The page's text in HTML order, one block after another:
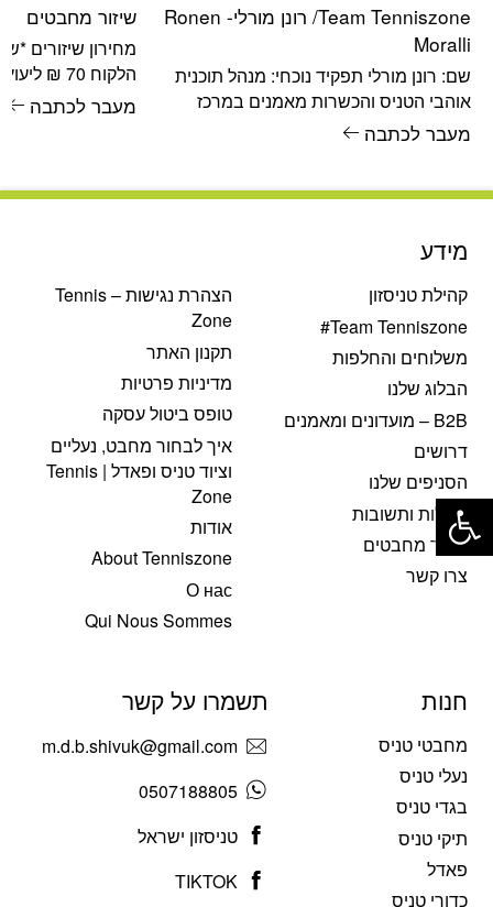
Team Tenniszone/ רונן מורלי- Ronen
Moralli
שם: רונן מורלי תפקיד נוכחי: מנהל תוכנית
אוהבי הטניס והכשרות מאמנים במרכז
מעבר לכתבה
שיזור מחבטים
מחירון שיזורים
הלקוח 70
מעבר לכתבה
מידע
קהילת טניסזון
Team Tenniszone#
משלוחים והחלפות
הבלוג שלנו
B2B – מועדונים ומאמנים
דרושים
הסניפים שלנו
שאלות ותשובות
שיזור מחבטים
צרו קשר
הצהרת נגישות – Tennis
Zone
תקנון האתר
מדיניות פרטיות
טופס ביטול עסקה
איך לבחור מחבט, נעליים
וציוד טניס ופאדל | Tennis
Zone
אודות
About Tenniszone
О нас
Qui Nous Sommes
חנות
מחבטי טניס
נעלי טניס
בגדי טניס
תיקי טניס
פאדל
כדורי טניס
תשמרו על קשר
m.d.b.shivuk@gmail.com
0507188805
טניסזון ישראל
TIKTOK
פתח סרגל נגישות